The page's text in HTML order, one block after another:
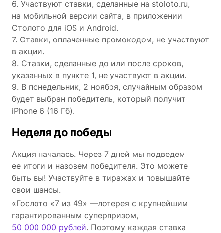
6. Участвуют ставки, сделанные на stoloto.ru,
на мобильной версии сайта, в приложении
Столото для iOS и Android.
7. Ставки, оплаченные промокодом, не участвуют
в акции.
8. Ставки, сделанные до или после сроков,
указанных в пункте 1, не участвуют в акции.
9. В понедельник, 2 ноября, случайным образом
будет выбран победитель, который получит
iPhone 6 (16 Гб).
Неделя до победы
Акция началась. Через 7 дней мы подведем
ее итоги и назовем победителя. Это можете
быть вы! Участвуйте в тиражах и повышайте
свои шансы.
«Гослото «7 из 49» —лотерея с крупнейшим
гарантированным суперпризом,
50 000 000 рублей. Поэтому каждая ставка